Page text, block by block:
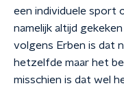
een individuele sport
namelijk altijd
volgens Erben is dat
hetzelfde maar het
misschien is dat wel